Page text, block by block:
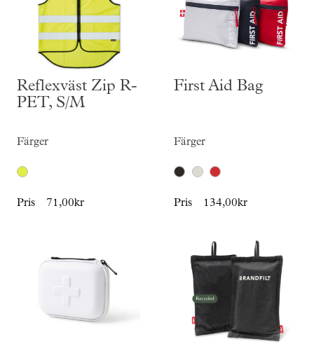
Reflexväst Zip R-
PET, S/M
Färger
Pris 71,00kr
First Aid Bag
Färger
Pris 134,00kr